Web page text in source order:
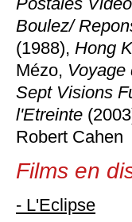
Boulez/
(1988), Hong
Mézo, Voyage
Sept Visions
l'Etreinte
Robert Cahen
Films en
- L'Eclipse